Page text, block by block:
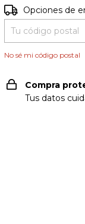
Entregas para el
Opciones de
No sé mi código postal
Compra
Tus datos